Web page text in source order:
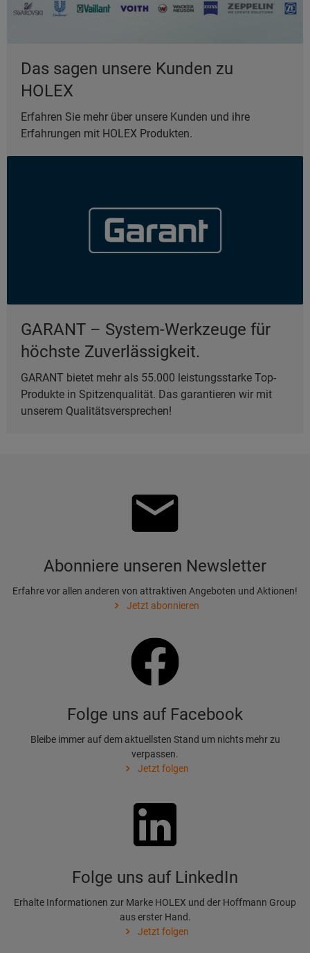
Das sagen unsere Kunden zu
HOLEX
Erfahren Sie mehr über unsere Kunden und ihre
Erfahrungen mit HOLEX Produkten.
GARANT – System-Werkzeuge für
höchste Zuverlässigkeit.
GARANT bietet mehr als 55.000 leistungsstarke Top-
Produkte in Spitzenqualität. Das garantieren wir mit
unserem Qualitätsversprechen!
Abonniere unseren Newsletter
Erfahre vor allen anderen von attraktiven Angeboten und Aktionen!
Jetzt abonnieren
Folge uns auf Facebook
Bleibe immer auf dem aktuellsten Stand um nichts mehr zu
verpassen.
Jetzt folgen
Folge uns auf LinkedIn
Erhalte Informationen zur Marke HOLEX und der Hoffmann Group
aus erster Hand.
Jetzt folgen